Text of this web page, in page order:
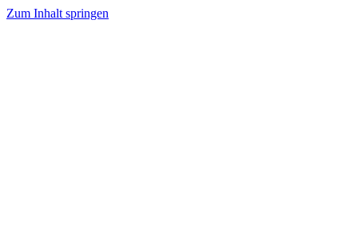
Zum Inhalt springen